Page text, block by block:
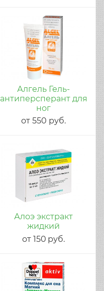
Алгель Гель-
антиперсперант для
ног
от550 руб.
Алоэ экстракт
жидкий
от 150 руб.